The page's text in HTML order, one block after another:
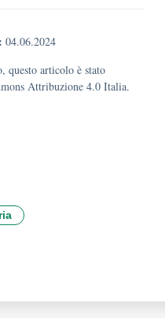
04.06.2024
questo articolo è stato
Attribuzione 4.0 Italia.